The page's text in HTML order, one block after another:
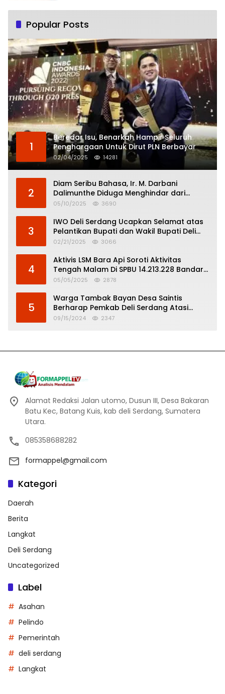
Popular Posts
1
Beredar Isu, Benarkah Hampir Seluruh
Penghargaan Untuk Dirut PLN Berbayar
02/04/2025 14281
2
Diam Seribu Bahasa, Ir. M. Darbani
Dalimunthe Diduga Menghindar dari
Pertanggungjawaban Politik
05/10/2025 3690
3
IWO Deli Serdang Ucapkan Selamat atas
Pelantikan Bupati dan Wakil Bupati Deli
Serdang
02/21/2025 3066
4
Aktivis LSM Bara Api Soroti Aktivitas
Tengah Malam Di SPBU 14.213.228 Bandar
Tinggi
05/05/2025 2878
5
Warga Tambak Bayan Desa Saintis
Berharap Pemkab Deli Serdang Atasi
Banjir
09/15/2024 2347
Alamat Redaksi Jalan utomo, Dusun III, Desa Bakaran
Batu Kec, Batang Kuis, kab deli Serdang, Sumatera
Utara.
085358688282
formappel@gmail.com
Kategori
Daerah
Berita
Langkat
Deli Serdang
Uncategorized
Label
Asahan
Pelindo
Pemerintah
deli serdang
Langkat